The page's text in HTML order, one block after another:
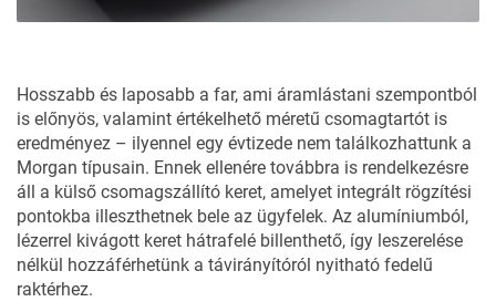
Hosszabb és laposabb a far, ami áramlástani szempontból
is előnyös, valamint értékelhető méretű csomagtartót is
eredményez – ilyennel egy évtizede nem találkozhattunk a
Morgan típusain. Ennek ellenére továbbra is rendelkezésre
áll a külső csomagszállító keret, amelyet integrált rögzítési
pontokba illeszthetnek bele az ügyfelek. Az alumíniumból,
lézerrel kivágott keret hátrafelé billenthető, így leszerelése
nélkül hozzáférhetünk a távirányítóról nyitható fedelű
raktérhez.